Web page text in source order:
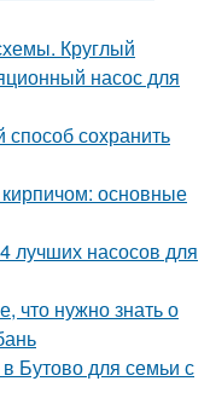
Круглый
насос для
способ сохранить
основные
лучших насосов для
что нужно знать о
Бутово для семьи с